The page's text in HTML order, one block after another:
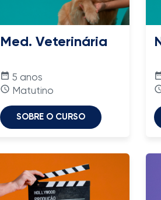
Med. Veterinária
date_range 5 anos
access_time Matutino
SOBRE O CURSO